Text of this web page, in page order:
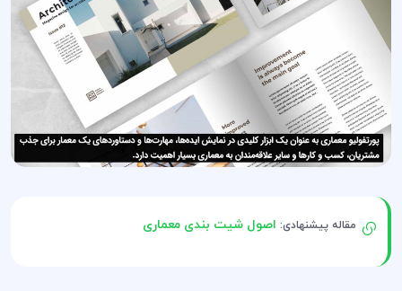
مقاله پیشنهادی: اصول شیت بندی معماری